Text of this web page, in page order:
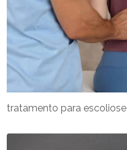
tratamento para escoliose